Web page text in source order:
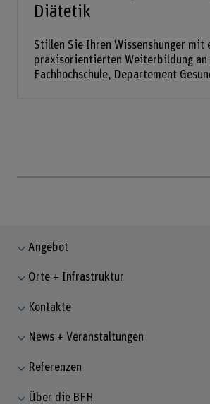
Diätetik
Stillen Sie Ihren Wissenshunger mit
praxisorientierten Weiterbildung an
Fachhochschule, Departement
Angebot
Orte + Infrastruktur
Kontakte
News + Veranstaltungen
Referenzen
Über die BFH